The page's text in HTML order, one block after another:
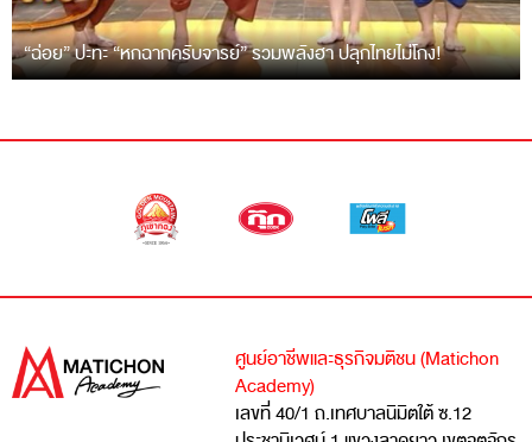
“ฉ่อย” ปะทะ “หกฉากครับจารย์” รวมพลังฮา ปลุกไทยไม่โกง!
ศูนย์อาชีพและธุรกิจมติชน (Matichon
Academy)
เลขที่ 40/1 ถ.เทศบาลนิมิตใต้ ซ.12